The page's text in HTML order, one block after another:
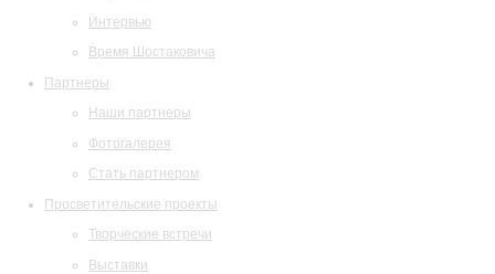
Интервью
Время Шостаковича
Партнеры
Наши партнеры
Фотогалерея
Стать партнером
Просветительские проекты
Творческие встречи
Выставки